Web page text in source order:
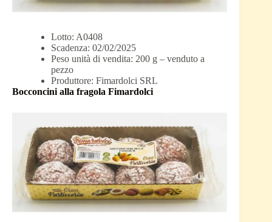
Lotto: A0408
Scadenza: 02/02/2025
Peso unità di vendita: 200 g – venduto a
pezzo
Produttore: Fimardolci SRL
Bocconcini alla fragola Fimardolci